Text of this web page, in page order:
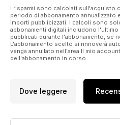
I risparmi sono calcolati sull'acquisto
periodo di abbonamento annualizzato
importi pubblicizzati. I calcoli sono
abbonamenti digitali includono
pubblicati durante l'abbonamento, se
L'abbonamento scelto si rinnoverà
venga annullato nell'area Il mio
dell'abbonamento in corso.
Dove leggere